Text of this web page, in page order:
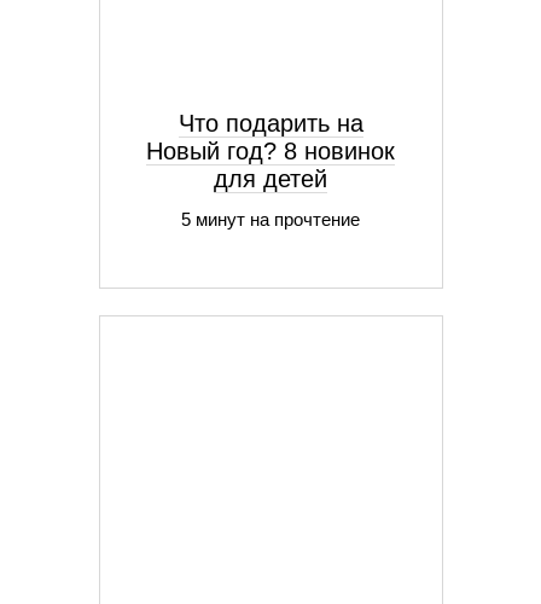
Что подарить на
Новый год? 8 новинок
для детей
5 минут на прочтение